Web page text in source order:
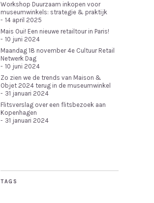
Workshop Duurzaam inkopen voor
museumwinkels: strategie & praktijk
14 april 2025
Mais Oui! Een nieuwe retailtour in Paris!
10 juni 2024
Maandag 18 november 4e Cultuur Retail
Netwerk Dag
10 juni 2024
Zo zien we de trends van Maison &
Objet 2024 terug in de museumwinkel
31 januari 2024
Flitsverslag over een flitsbezoek aan
Kopenhagen
31 januari 2024
TAGS